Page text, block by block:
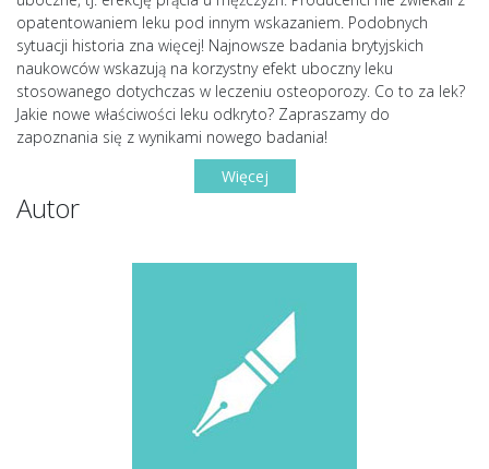
opatentowaniem leku pod innym wskazaniem. Podobnych
sytuacji historia zna więcej! Najnowsze badania brytyjskich
naukowców wskazują na korzystny efekt uboczny leku
stosowanego dotychczas w leczeniu osteoporozy. Co to za lek?
Jakie nowe właściwości leku odkryto? Zapraszamy do
zapoznania się z wynikami nowego badania!
Więcej
Autor